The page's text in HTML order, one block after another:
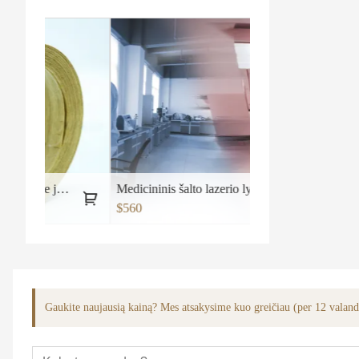
Medicininis šalto lazerio lygio terapijos aparatas Nr.2
Gaukite naujausią kainą? Mes atsakysime kuo greičiau (per 12